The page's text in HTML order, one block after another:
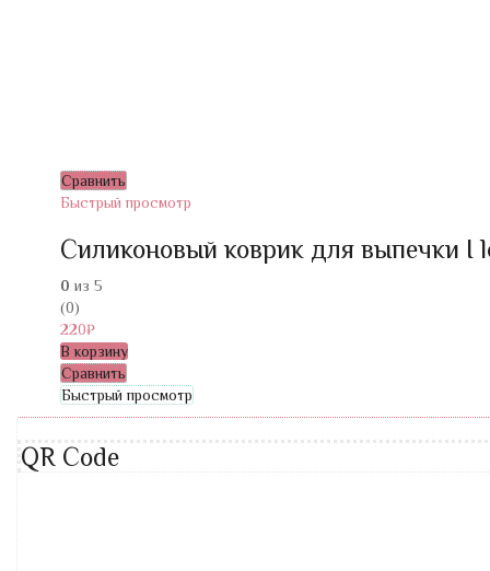
Сравнить
Быстрый просмотр
Силиконовый коврик для выпечки I
0 из 5
(0)
220₽
В корзину
Сравнить
Быстрый просмотр
QR Code